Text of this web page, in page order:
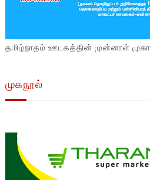
தமிழ்நாதம் ஊடகத்தின் முன்னாள்
முகநூல்